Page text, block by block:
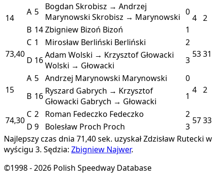
14
A 5
Bogdan Skrobisz → Andrzej
Marynowski Skrobisz → Marynowski 0
4 2
B 14Zbigniew Bizoń Bizoń 1
73,40
C 1 Mirosław Berliński Berliński
2
5331
D 16Adam Wolski → Krzysztof Głowacki
Wolski → Głowacki
3
15
A 5 Andrzej Marynowski Marynowski
0
4 2
B 16 Ryszard Gabrych → Krzysztof
Głowacki Gabrych → Głowacki 1
74,30
C 2 Roman Fedeczko Fedeczko 2
5733
D 9 Bolesław Proch Proch
3
Najlepszy czas dnia 71,40 sek. uzyskał Zdzisław Rutecki w
wyścigu 3. Sędzia: Zbigniew Najwer.
©1998 - 2026 Polish Speedway Database